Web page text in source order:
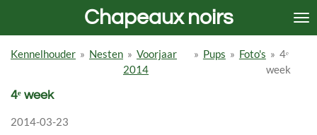
de
Chapeaux noirs
Kennelhouder » Nesten » Voorjaar
2014
» Pups » Foto's » 4ᵉ
week
4ᵉ week
2014-03-23